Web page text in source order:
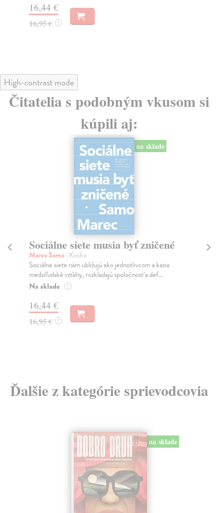
16,44 €
16,95 € ?
High-contrast mode
Čitatelia s podobným vkusom si
kúpili aj:
na sklade
Sociálne siete musia byť zničené
Marec Samo| Kniha
Sociálne siete nám ubližujú ako jednotlivcom a kazia
medziľudské vzťahy, rozkladajú spoločnosť a def...
Na sklade ?
16,44 €
16,95 € ?
Ďalšie z kategórie sprievodcovia
na sklade